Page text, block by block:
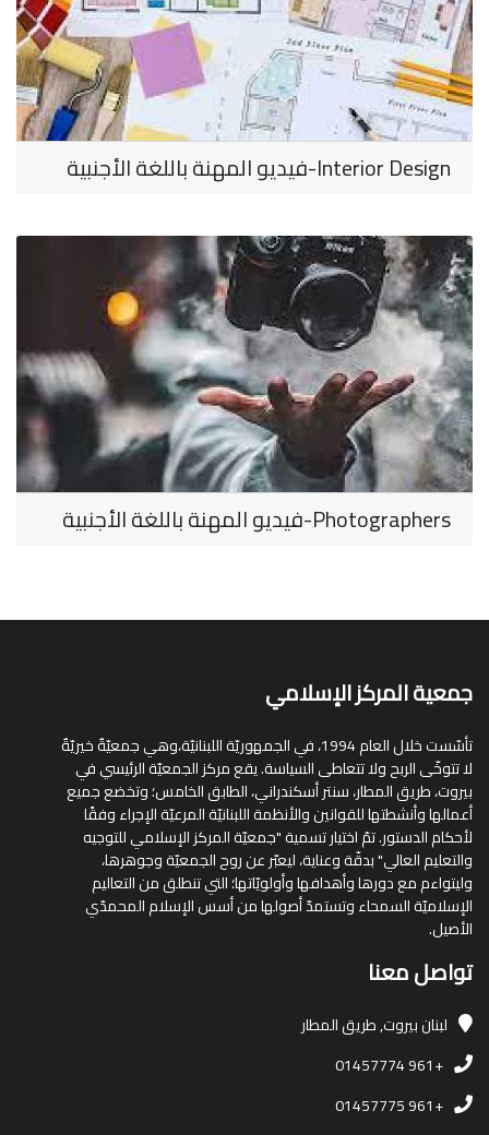
Interior Design-فيديو المهنة باللغة الأجنبية
Photographers-فيديو المهنة باللغة الأجنبية
جمعية المركز الإسلامي
تأسّست خلال العام 1994، في الجمهوريّة اللبنانيّة،وهي جمعيّةٌ خيريّةٌ
لا تتوخّى الربح ولا تتعاطى السياسة. يقع مركز الجمعيّة الرئيسي في
بيروت، طريق المطار، سنتر أسكندراني، الطابق الخامس؛ وتخضع جميع
أعمالها وأنشطتها للقوانين والأنظمة اللبنانيّة المرعيّة الإجراء وفقًا
لأحكام الدستور. تمّ اختيار تسمية "جمعيّة المركز الإسلامي للتوجيه
والتعليم العالي" بدقّة وعناية، ليعبّر عن روح الجمعيّة وجوهرها،
وليتواءم مع دورها وأهدافها وأولويّاتها؛ التي تنطلق من التعاليم
الإسلاميّة السمحاء وتستمدّ أصولها من أسس الإسلام المحمدّي
الأصيل.
تواصل معنا
لبنانبيروت, طريق المطار
+961 01457774
+961 01457775